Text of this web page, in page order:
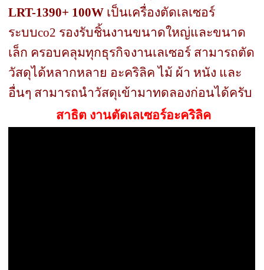
LRT-1390+ 100W เป็นเครื่องตัดเลเซอร์
ระบบco2 รองรับชิ้นงานขนาดใหญ่และขนาด
เล็ก ครอบคลุมทุกธุรกิจงานเลเซอร์ สามารถตัด
วัสดุได้หลากหลาย อะคริลิค ไม้ ผ้า หนัง และ
อื่นๆ สามารถนำวัสดุเข้ามาทดลองก่อนได้ครับ
สาธิต งานตัดเลเซอร์อะคริลิค